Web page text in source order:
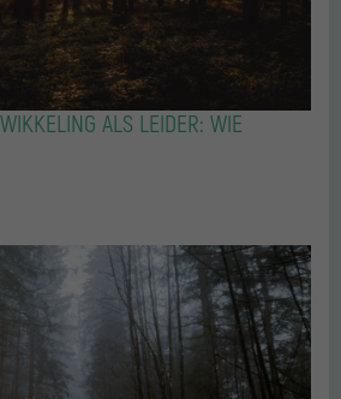
ALS LEIDER: WIE